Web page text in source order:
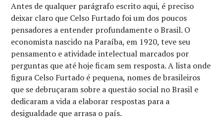
Antes de qualquer parágrafo escrito aqui, é preciso
deixar claro que Celso Furtado foi um dos poucos
pensadores a entender profundamente o Brasil. O
economista nascido na Paraíba, em 1920, teve seu
pensamento e atividade intelectual marcados por
perguntas que até hoje ficam sem resposta. A lista onde
figura Celso Furtado é pequena, nomes de brasileiros
que se debruçaram sobre a questão social no Brasil e
dedicaram a vida a elaborar respostas para a
desigualdade que arrasa o país.